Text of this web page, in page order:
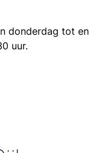
donderdag tot en
uur.